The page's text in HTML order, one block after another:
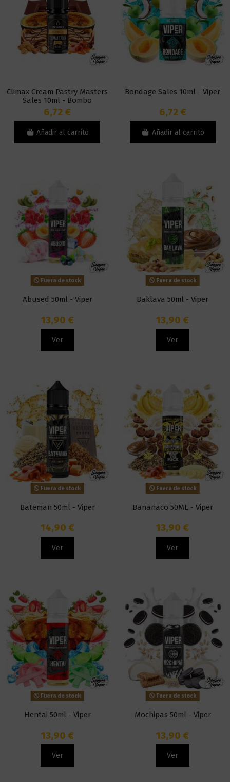
Climax Cream Pastry Masters
Sales 10ml - Bombo
6,72 €
Añadir al carrito
Bondage Sales 10ml - Viper
6,72 €
Añadir al carrito
Fuera de stock
Abused 50ml - Viper
13,90 €
Ver
Fuera de stock
Baklava 50ml - Viper
13,90 €
Ver
Fuera de stock
Bateman 50ml - Viper
14,90 €
Ver
Fuera de stock
Bananaco 50ML - Viper
13,90 €
Ver
Fuera de stock
Hentai 50ml - Viper
13,90 €
Ver
Fuera de stock
Mochipas 50ml - Viper
13,90 €
Ver